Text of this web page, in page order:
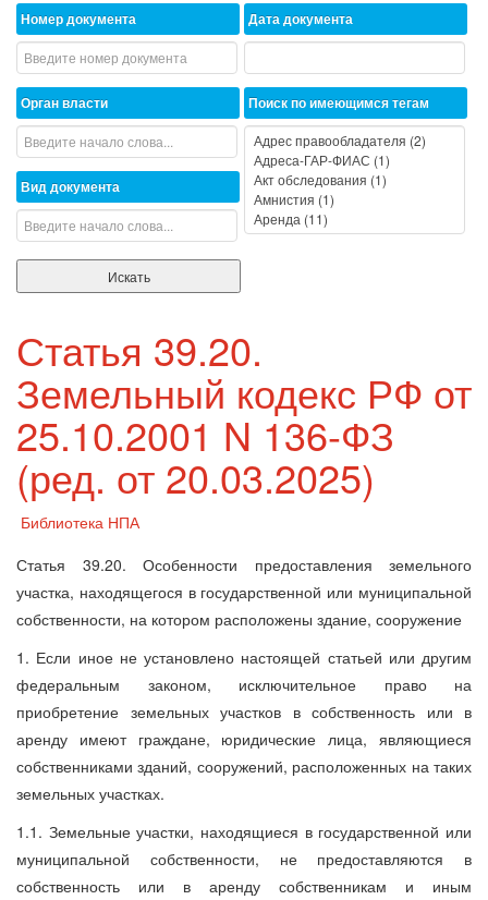
Номер документа
Орган власти
Вид документа
Дата документа
Поиск по имеющимся тегам
Статья 39.20.
Земельный кодекс РФ от
25.10.2001 N 136-ФЗ
(ред. от 20.03.2025)
Библиотека НПА
Статья 39.20. Особенности предоставления земельного
участка, находящегося в государственной или муниципальной
собственности, на котором расположены здание, сооружение
1. Если иное не установлено настоящей статьей или другим
федеральным законом, исключительное право на
приобретение земельных участков в собственность или в
аренду имеют граждане, юридические лица, являющиеся
собственниками зданий, сооружений, расположенных на таких
земельных участках.
1.1. Земельные участки, находящиеся в государственной или
муниципальной собственности, не предоставляются в
собственность или в аренду собственникам и иным